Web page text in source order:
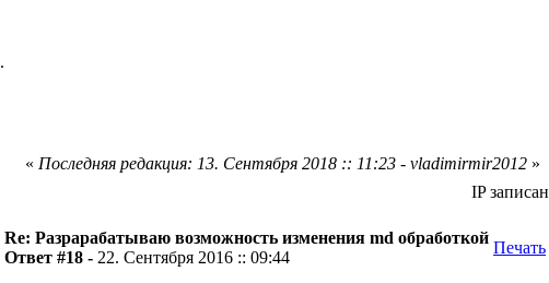
.
« Последняя редакция: 13. Сентября 2018 :: 11:23 - vladimirmir2012»
IP записан
Re: Разрарабатываю возможность изменения md обработкой
Ответ #18 - 22. Сентября 2016 :: 09:44
Печать